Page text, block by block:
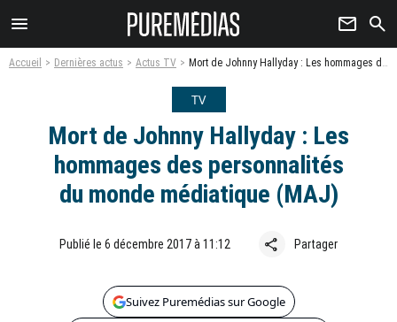
menu newsletter search
Accueil Dernières actus Actus TV Mort de Johnny Hallyday : Les hommages des personnalités du monde médiatique (MAJ)
TV
Mort de Johnny Hallyday : Les
hommages des personnalités
du monde médiatique (MAJ)
Publié le 6 décembre 2017 à 11:12 share Partager
Suivez Puremédias sur Google